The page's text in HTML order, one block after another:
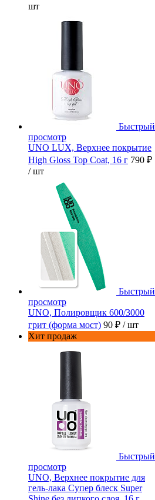
шт
Быстрый
просмотр
UNO LUX, Верхнее покрытие
High Gloss Top Coat, 16 г 790 ₽
/ шт
Быстрый
просмотр
UNO, Полировщик 600/3000
грит (форма мост) 90 ₽ / шт
Хит продаж
Быстрый
просмотр
UNO, Верхнее покрытие для
гель-лака Супер блеск Super